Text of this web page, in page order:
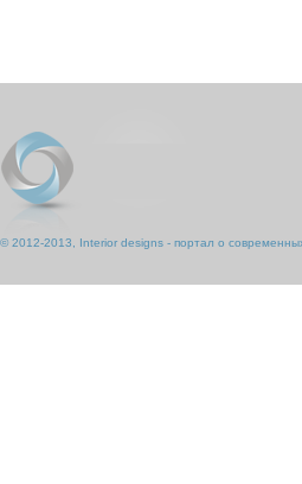
© 2012-2013, Interior designs - портал о